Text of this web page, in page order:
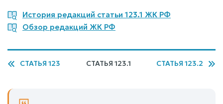
История редакций статьи 123.1 ЖК РФ
Обзор редакций ЖК РФ
СТАТЬЯ 123 СТАТЬЯ 123.1 СТАТЬЯ 123.2